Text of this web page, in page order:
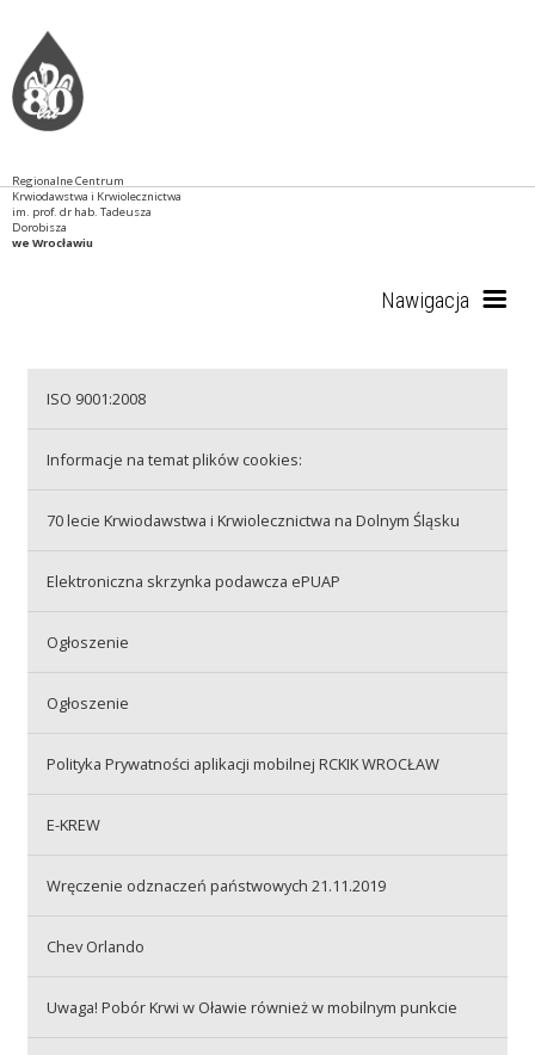
Regionalne Centrum
Krwiodawstwa i Krwiolecznictwa
im. prof. dr hab. Tadeusza
Dorobisza
we Wrocławiu
Nawigacja
Akcje wyjazdowe
Szkolenia
ISO 9001:2008
Informacje na temat plików cookies:
70 lecie Krwiodawstwa i Krwiolecznictwa na Dolnym Śląsku
Elektroniczna skrzynka podawcza ePUAP
Ogłoszenie
Ogłoszenie
Polityka Prywatności aplikacji mobilnej RCKIK WROCŁAW
E-KREW
Wręczenie odznaczeń państwowych 21.11.2019
Chev Orlando
Uwaga! Pobór Krwi w Oławie również w mobilnym punkcie